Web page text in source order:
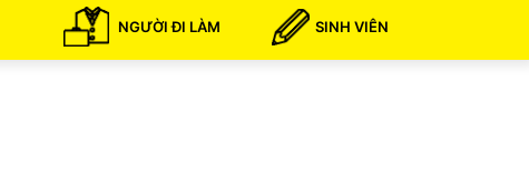
NGƯỜI ĐI LÀM SINH VIÊN